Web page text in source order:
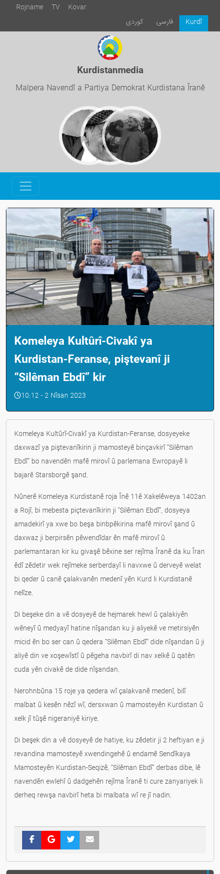
Rojname TV
Kovar
Kurdî
فارسی كوردی
Kurdistanmedia
Malpera Navendî a Partiya Demokrat Kurdistana Îranê
Komeleya Kultûrî-Civakî ya
Kurdistan-Feranse, piştevanî ji
“Silêman Ebdî” kir
10:12 - 2 Nîsan 2023
Komeleya Kultûrî-Civakî ya Kurdistan-Feranse, dosyeyeke
daxwazî ya piştevanîkirin ji mamosteyê binçavkirî “Silêman
Ebdî” bo navendên mafê mirovî û parlemana Ewropayê li
bajarê Starsborgê şand.
Nûnerê Komeleya Kurdistanê roja Înê 11ê Xakelêweya 1402an
a Rojî, bi mebesta piçtevanîkirin ji “Silêman Ebdî”, dosyeya
amadekirî ya xwe bo beşa binbpêkirina mafê mirovî şand û
daxwaz ji berpirsên pêwendîdar ên mafê mirovî û
parlemantaran kir ku givaşê bêxine ser rejîma Îranê da ku Îran
êdî zêdetir wek rejîmeke serberdayî li navxwe û derveyê welat
bi qeder û canê çalakvanên medenî yên Kurd li Kurdistanê
nelîze.
Di beşeke din a vê dosyeyê de hejmarek hewl û çalakiyên
wêneyî û medyayî hatine nîşandan ku ji aliyekê ve metirsiyên
micid ên bo ser can û qedera “Silêman Ebdî” dide nîşandan û ji
aliyê din ve xoşewîstî û pêgeha navbirî di nav xelkê û qatên
cuda yên civakê de dide nîşandan.
Nerohnbûna 15 roje ya qedera wî çalakvanê medenî, bilî
malbat û kesên nêzî wî, dersxwan û mamosteyên Kurdistan û
xelk jî tûşê nigeraniyê kiriye.
Di beşek din a vê dosyeyê de hatiye, ku zêdetir ji 2 heftiyan e ji
revandina mamosteyê xwendingehê û endamê Sendîkaya
Mamosteyên Kurdistan-Seqizê, “Silêman Ebdî” derbas dibe, lê
navendên ewlehî û dadgehên rejîma Îranê ti cure zanyariyek li
derheq rewşa navbirî heta bi malbata wî re jî nadin.